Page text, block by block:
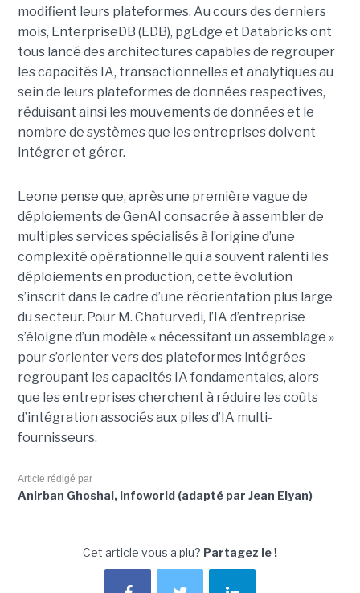
modifient leurs plateformes. Au cours des derniers
mois, EnterpriseDB (EDB), pgEdge et Databricks ont
tous lancé des architectures capables de regrouper
les capacités IA, transactionnelles et analytiques au
sein de leurs plateformes de données respectives,
réduisant ainsi les mouvements de données et le
nombre de systèmes que les entreprises doivent
intégrer et gérer.
Leone pense que, après une première vague de
déploiements de GenAI consacrée à assembler de
multiples services spécialisés à l’origine d’une
complexité opérationnelle qui a souvent ralenti les
déploiements en production, cette évolution
s’inscrit dans le cadre d’une réorientation plus large
du secteur. Pour M. Chaturvedi, l’IA d’entreprise
s’éloigne d’un modèle « nécessitant un assemblage »
pour s’orienter vers des plateformes intégrées
regroupant les capacités IA fondamentales, alors
que les entreprises cherchent à réduire les coûts
d’intégration associés aux piles d’IA multi-
fournisseurs.
Article rédigé par
Anirban Ghoshal, Infoworld (adapté par Jean Elyan)
Cet article vous a plu? Partagez le !